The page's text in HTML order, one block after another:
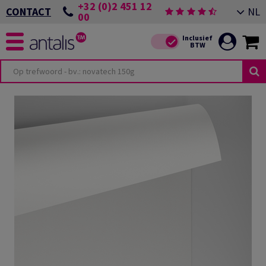
CONTACT +32 (0)2 451 12
00 NL